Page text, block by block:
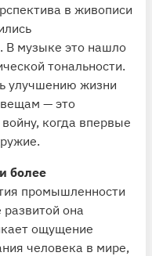
в живописи
В музыке это нашло
тональности.
улучшению жизни
— это
когда впервые
более
промышленности
она
ощущение
человека в мире,